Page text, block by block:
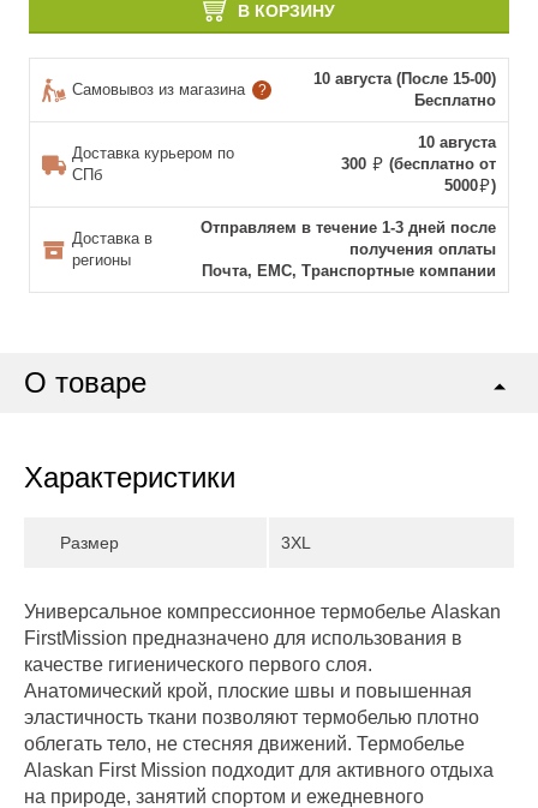
В КОРЗИНУ
Самовывоз из магазина ?
10 августа (После 15-00)
Бесплатно
Доставка курьером по
СПб
10 августа
300
(бесплатно от
5000
)
Доставка в
регионы
Отправляем в течение 1-3 дней после
получения оплаты
Почта, ЕМС, Транспортные компании
О товаре
Характеристики
Размер 3XL
Универсальное компрессионное термобелье Alaskan
FirstMission предназначено для использования в
качестве гигиенического первого слоя.
Анатомический крой, плоские швы и повышенная
эластичность ткани позволяют термобелью плотно
облегать тело, не стесняя движений. Термобелье
Alaskan First Mission подходит для активного отдыха
на природе, занятий спортом и ежедневного